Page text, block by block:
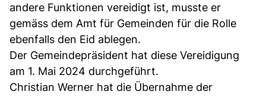
andere Funktionen vereidigt ist, musste er
gemäss dem Amt für Gemeinden für die Rolle
ebenfalls den Eid ablegen.
Der Gemeindepräsident hat diese Vereidigung
am 1. Mai 2024 durchgeführt.
Christian Werner hat die Übernahme der